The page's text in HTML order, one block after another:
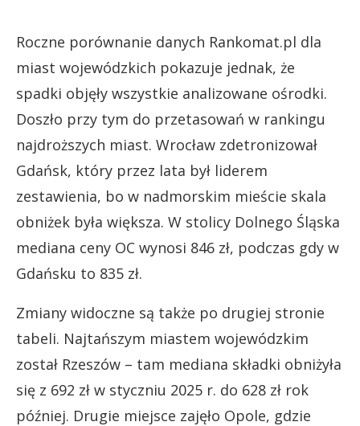
Roczne porównanie danych Rankomat.pl dla
miast wojewódzkich pokazuje jednak, że
spadki objęły wszystkie analizowane ośrodki.
Doszło przy tym do przetasowań w rankingu
najdroższych miast. Wrocław zdetronizował
Gdańsk, który przez lata był liderem
zestawienia, bo w nadmorskim mieście skala
obniżek była większa. W stolicy Dolnego Śląska
mediana ceny OC wynosi 846 zł, podczas gdy w
Gdańsku to 835 zł.
Zmiany widoczne są także po drugiej stronie
tabeli. Najtańszym miastem wojewódzkim
został Rzeszów – tam mediana składki obniżyła
się z 692 zł w styczniu 2025 r. do 628 zł rok
później. Drugie miejsce zajęło Opole, gdzie